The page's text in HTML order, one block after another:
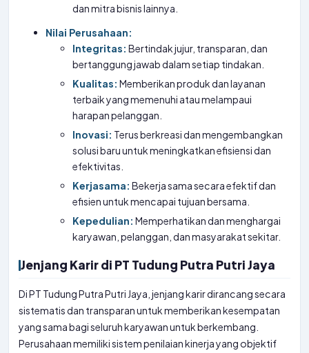
dan mitra bisnis lainnya.
Nilai Perusahaan:
Integritas: Bertindak jujur, transparan, dan
bertanggung jawab dalam setiap tindakan.
Kualitas: Memberikan produk dan layanan
terbaik yang memenuhi atau melampaui
harapan pelanggan.
Inovasi: Terus berkreasi dan mengembangkan
solusi baru untuk meningkatkan efisiensi dan
efektivitas.
Kerjasama: Bekerja sama secara efektif dan
efisien untuk mencapai tujuan bersama.
Kepedulian: Memperhatikan dan menghargai
karyawan, pelanggan, dan masyarakat sekitar.
Jenjang Karir di PT Tudung Putra Putri Jaya
Di PT Tudung Putra Putri Jaya, jenjang karir dirancang secara
sistematis dan transparan untuk memberikan kesempatan
yang sama bagi seluruh karyawan untuk berkembang.
Perusahaan memiliki sistem penilaian kinerja yang objektif